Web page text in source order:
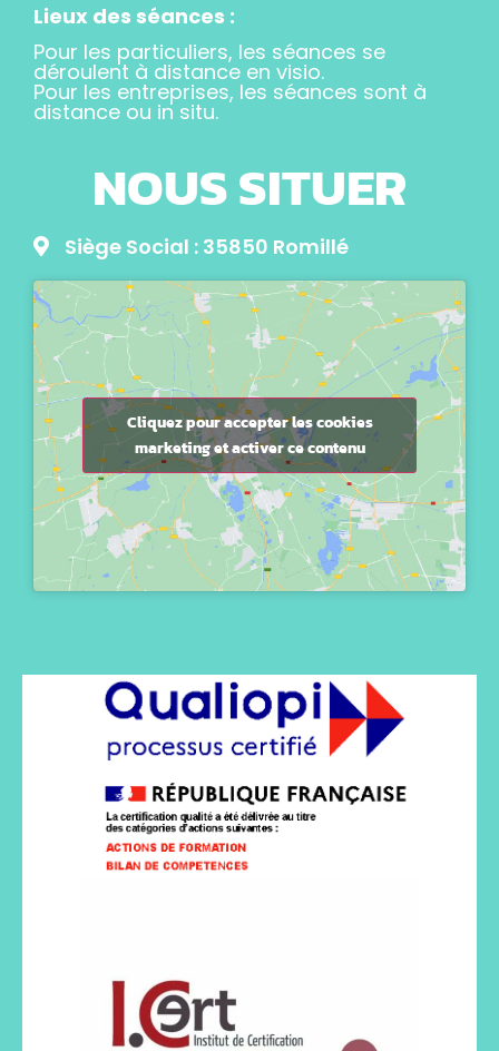
Lieux des séances :
Pour les particuliers, les séances se
déroulent à distance en visio.
Pour les entreprises, les séances sont à
distance ou in situ.
NOUS SITUER
Siège Social : 35850 Romillé
Cliquez pour accepter les cookies
marketing et activer ce contenu